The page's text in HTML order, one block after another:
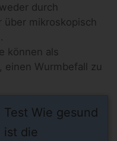
durch
über mikroskopisch
können als
Wurmbefall zu
Test Wie gesund
ist die